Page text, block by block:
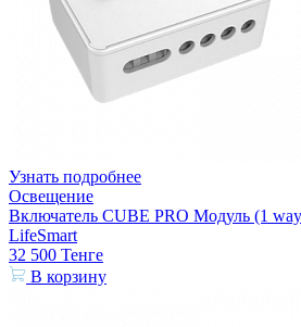
Узнать подробнее
Освещение
Включатель CUBE PRO Модуль (1
LifeSmart
32 500 Тенге
В корзину